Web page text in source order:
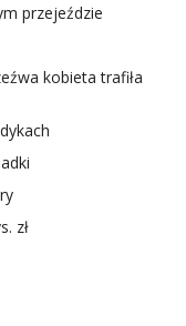
przejeździe
kobieta trafiła
zł